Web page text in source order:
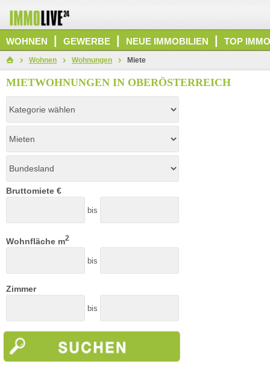
WOHNEN GEWERBE NEUE IMMOBILIEN TOP
Wohnen Wohnungen Miete
MIETWOHNUNGEN IN OBERÖSTERREICH
Bruttomiete €
bis
Wohnfläche m2
bis
Zimmer
bis